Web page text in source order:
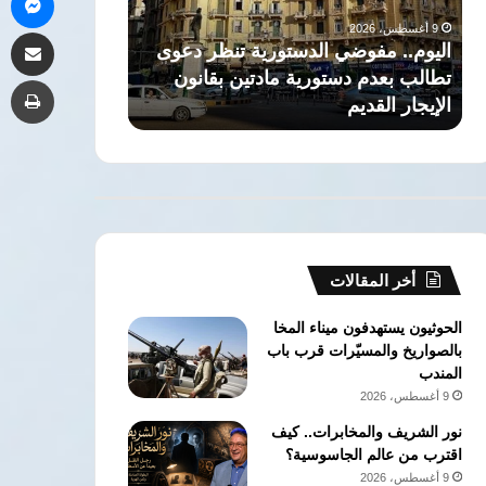
تطالب
بعدم
دستورية
مادتين
بقانون
الإيجار
9 أغسطس، 2026
اليوم.. مفوضي الدستورية تنظر دعوى
تطالب بعدم دستورية مادتين بقانون
الإيجار القديم
العريق
وتخريج
العقول
الحقوق
ذاكرة
العريق
الحقوق جامعة
أخر المقالات
الحوثيون يستهدفون ميناء المخا
بالصواريخ والمسيّرات قرب باب
المندب
9 أغسطس، 2026
نور الشريف والمخابرات.. كيف
اقترب من عالم الجاسوسية؟
9 أغسطس، 2026